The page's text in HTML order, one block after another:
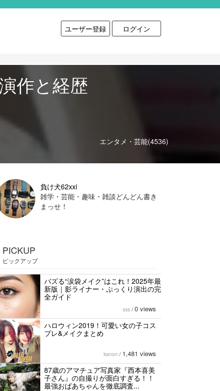
ユーザー登録 ログイン
作と経歴
エンタメ・芸能(4536)
負け犬62xxi
雑学・芸能・趣味・雑談どんどん書き
まっせ！
PICKUP
ピックアップ
バズる“涙袋メイク”はこれ！2025年最
新版｜影ライナー・ぷっくり演出の完
全ガイド
sss / 0 views
ハロウィン2019！可愛い女の子コス
プレ&メイクまとめ
kanon / 1,481 views
87歳のアマチュア写真家『西本喜美
子さん』の自撮りが面白すぎる！！
最強おばあちゃんを徹底調査...